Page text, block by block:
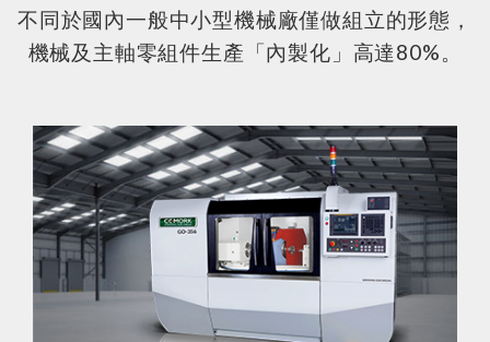
不同於國內一般中小型機械廠僅做組立的形態，
機械及主軸零組件生產「內製化」高達80%。